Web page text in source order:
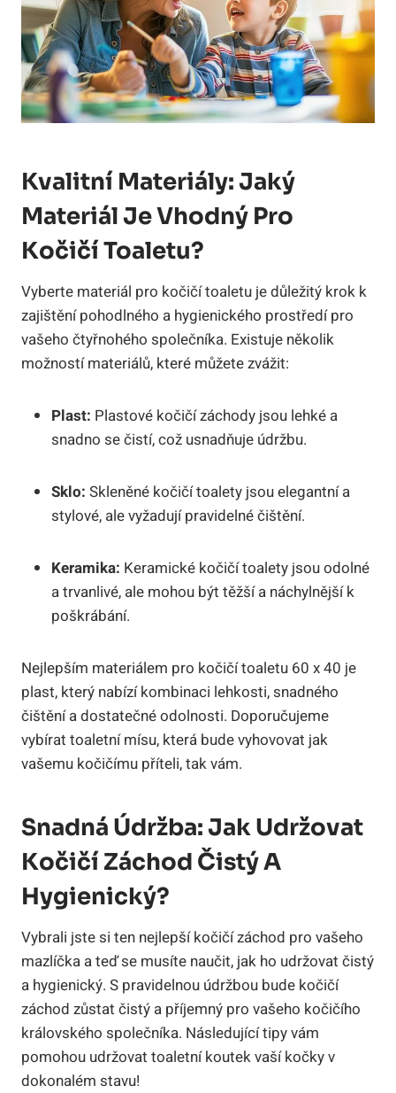
Kvalitní Materiály: Jaký
Materiál Je Vhodný Pro
Kočičí Toaletu?
Vyberte materiál pro kočičí toaletu je důležitý krok k
zajištění pohodlného a hygienického prostředí pro
vašeho čtyřnohého společníka. Existuje několik
možností materiálů, které můžete zvážit:
Plast: Plastové kočičí záchody jsou lehké a
snadno se čistí, což usnadňuje údržbu.
Sklo: Skleněné kočičí toalety jsou elegantní a
stylové, ale vyžadují pravidelné čištění.
Keramika: Keramické kočičí toalety jsou odolné
a trvanlivé, ale mohou být těžší a náchylnější k
poškrábání.
Nejlepším materiálem pro kočičí toaletu 60 x 40 je
plast, který nabízí kombinaci lehkosti, snadného
čištění a dostatečné odolnosti. Doporučujeme
vybírat toaletní mísu, která bude vyhovovat jak
vašemu kočičímu příteli, tak vám.
Snadná Údržba: Jak Udržovat
Kočičí Záchod Čistý A
Hygienický?
Vybrali jste si ten nejlepší kočičí záchod pro vašeho
mazlíčka a teď se musíte naučit, jak ho udržovat čistý
a hygienický. S pravidelnou údržbou bude kočičí
záchod zůstat čistý a příjemný pro vašeho kočičího
královského společníka. Následující tipy vám
pomohou udržovat toaletní koutek vaší kočky v
dokonalém stavu!